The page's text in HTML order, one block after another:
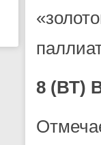
8 (ВТ)